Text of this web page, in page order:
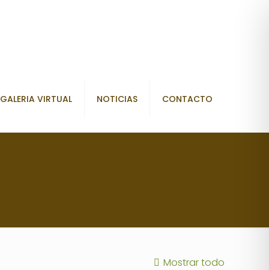
GALERIA VIRTUAL NOTICIAS CONTACTO
Mostrar todo